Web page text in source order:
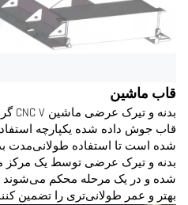
قاب ماشین
قاب جوش داده شده یکپارچه
شده است تا استفاده طولانی‌مدت
بدنه و تیرک عرضی توسط یک مرکز
شده و در یک مرحله محکم می‌شوند
بهتر و عمر طولانی‌تری را تضمین